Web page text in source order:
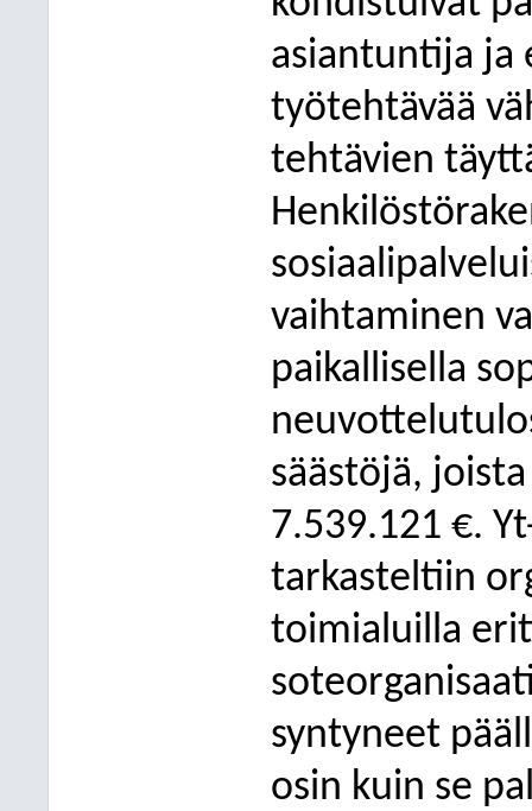
asiantuntija ja
työtehtävää
tehtävien
vaihtaminen
paikallisella
säästöjä,
7.539.121 €.
tarkasteltiin
toimialuilla
syntyneet
osin kuin se